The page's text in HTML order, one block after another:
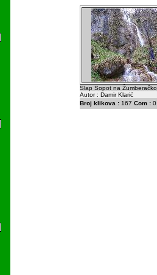
Slap Sopot na
Autor : Damir Klarić
Broj klikova :167 Com :0